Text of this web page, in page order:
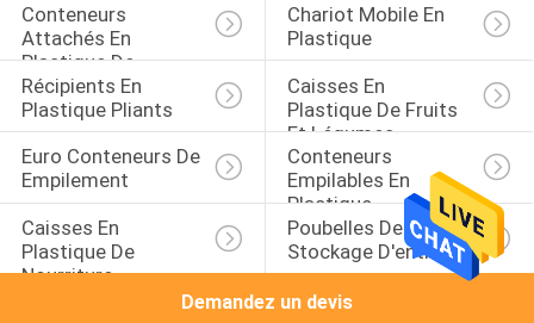
Conteneurs
Attachés En
Plastique De
Couvercle
Chariot Mobile En
Plastique
Récipients En
Plastique Pliants
Caisses En
Plastique De Fruits
Et Légumes
Euro Conteneurs De
Empilement
Conteneurs
Empilables En
Plastique
Caisses En
Plastique De
Nourriture
Poubelles De
Stockage D'entrepôt
Demandez un devis